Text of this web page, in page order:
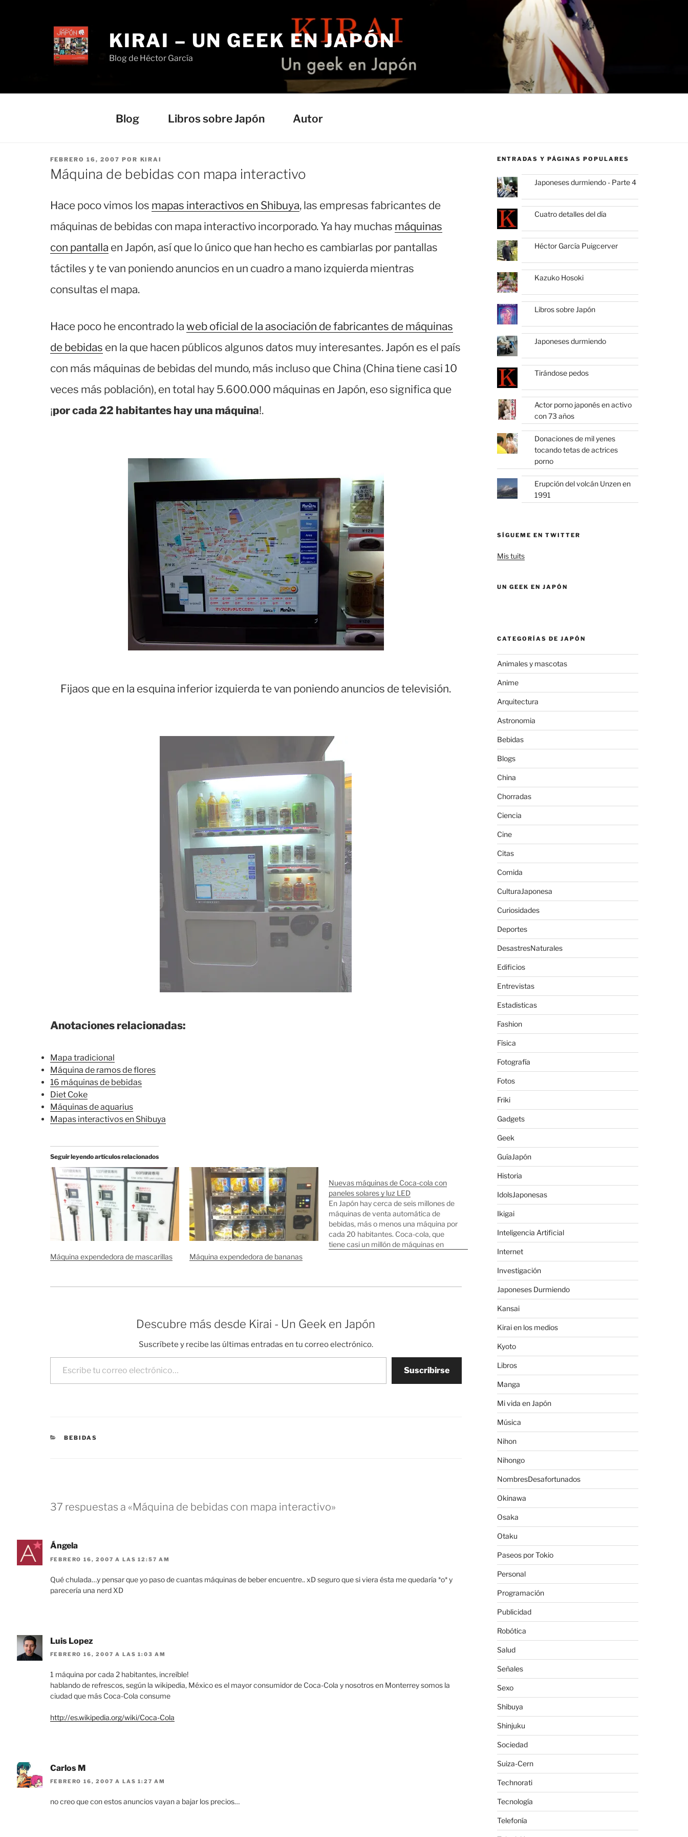
KIRAI – UN GEEK EN JAPÓN
Blog de Héctor García
Blog Libros sobre Japón Autor
PUBLICADO
EL
FEBRERO 16, 2007 POR KIRAI
Máquina de bebidas con mapa interactivo
Hace poco vimos los mapas interactivos en Shibuya, las empresas fabricantes de
máquinas de bebidas con mapa interactivo incorporado. Ya hay muchas máquinas
con pantalla en Japón, así que lo único que han hecho es cambiarlas por pantallas
táctiles y te van poniendo anuncios en un cuadro a mano izquierda mientras
consultas el mapa.
Hace poco he encontrado la web oficial de la asociación de fabricantes de máquinas
de bebidas en la que hacen públicos algunos datos muy interesantes. Japón es el país
con más máquinas de bebidas del mundo, más incluso que China (China tiene casi 10
veces más población), en total hay 5.600.000 máquinas en Japón, eso significa que
¡por cada 22 habitantes hay una máquina!.
Fijaos que en la esquina inferior izquierda te van poniendo anuncios de televisión.
Anotaciones relacionadas:
Mapa tradicional
Máquina de ramos de flores
16 máquinas de bebidas
Diet Coke
Máquinas de aquarius
Mapas interactivos en Shibuya
Seguir leyendo artículos relacionados
Máquina expendedora de mascarillas Máquina expendedora de bananas
Nuevas máquinas de Coca-cola con
paneles solares y luz LED
En Japón hay cerca de seis millones de
máquinas de venta automática de
bebidas, más o menos una máquina por
cada 20 habitantes. Coca-cola, que
tiene casi un millón de máquinas en
que funcionará con…
Descubre más desde Kirai - Un Geek en Japón
Suscríbete y recibe las últimas entradas en tu correo electrónico.
Escribe tu correo electrónico…
Suscribirse
CATEGORÍAS
BEBIDAS
37 respuestas a «Máquina de bebidas con mapa interactivo»
Ángela
FEBRERO 16, 2007 A LAS 12:57 AM
Qué chulada…y pensar que yo paso de cuantas máquinas de beber encuentre.. xD seguro que si viera ésta me quedaría *o* y
parecería una nerd XD
Luis Lopez
FEBRERO 16, 2007 A LAS 1:03 AM
1 máquina por cada 2 habitantes, increíble!
hablando de refrescos, según la wikipedia, México es el mayor consumidor de Coca-Cola y nosotros en Monterrey somos la
ciudad que más Coca-Cola consume
http://es.wikipedia.org/wiki/Coca-Cola
Carlos M
FEBRERO 16, 2007 A LAS 1:27 AM
no creo que con estos anuncios vayan a bajar los precios…
ENTRADAS Y PÁGINAS POPULARES
Japoneses durmiendo - Parte 4
Cuatro detalles del día
Héctor García Puigcerver
Kazuko Hosoki
Libros sobre Japón
Japoneses durmiendo
Tirándose pedos
Actor porno japonés en activo
con 73 años
Donaciones de mil yenes
tocando tetas de actrices
porno
Erupción del volcán Unzen en
1991
SÍGUEME EN TWITTER
Mis tuits
UN GEEK EN JAPÓN
CATEGORÍAS DE JAPÓN
Animales y mascotas
Anime
Arquitectura
Astronomia
Bebidas
Blogs
China
Chorradas
Ciencia
Cine
Citas
Comida
CulturaJaponesa
Curiosidades
Deportes
DesastresNaturales
Edificios
Entrevistas
Estadisticas
Fashion
Física
Fotografía
Fotos
Friki
Gadgets
Geek
GuíaJapón
Historia
IdolsJaponesas
Ikigai
Inteligencia Artificial
Internet
Investigación
Japoneses Durmiendo
Kansai
Kirai en los medios
Kyoto
Libros
Manga
Mi vida en Japón
Música
Nihon
Nihongo
NombresDesafortunados
Okinawa
Osaka
Otaku
Paseos por Tokio
Personal
Programación
Publicidad
Robótica
Salud
Señales
Sexo
Shibuya
Shinjuku
Sociedad
Suiza-Cern
Technorati
Tecnología
Telefonía